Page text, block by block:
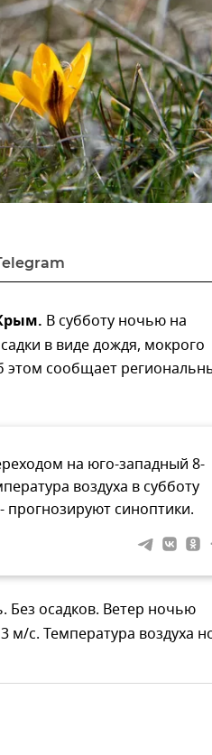
В субботу ночью на
в виде дождя, мокрого
этом сообщает
на юго-западный 8-
воздуха в субботу
синоптики.
Без осадков. Ветер ночью
м/с. Температура воздуха